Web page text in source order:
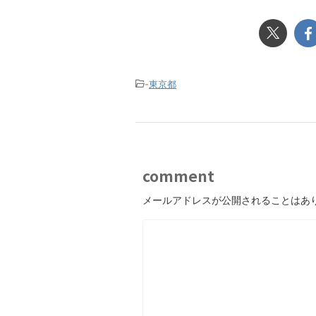
-東京都
comment
メールアドレスが公開されることはあ